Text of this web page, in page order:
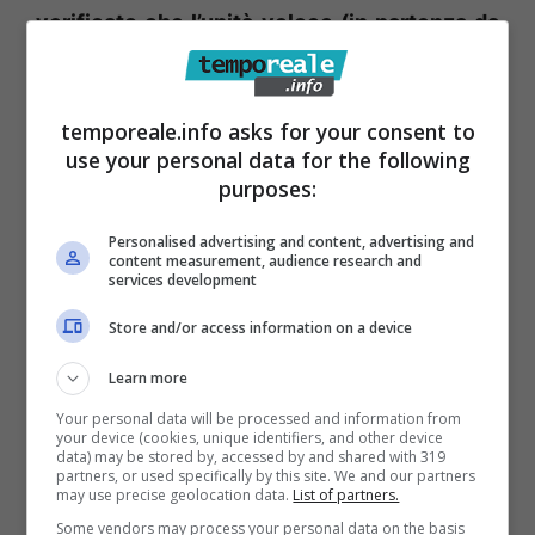
verificato che l’unità veloce (in partenza da
Ponza alle 7.45 e da Formia alle 14.30) “non
ha effettuato alcun collegamento mentre la
nave ha effettuato solo le corse del mattino
(con partenza da Ponza e da Formia alle 5.30
14.30 da Ponza e alle 17.30 da Molo Azzurra
a Formia. Anche per questi tagli la Laziomar
avrebbero addotto le mutate e peggiorate
condizioni del tempo e, se queste decisioni
dai Comandanti dei natanti in servizio,
sindaco Ambrosino non ci sta. Ha ricordato
all’ente committente, la Regione, (la stessa
temporeale.info asks for your consent to
use your personal data for the following
purposes:
Personalised advertising and content, advertising and
content measurement, audience research and
services development
Store and/or access information on a device
Learn more
Your personal data will be processed and information from
your device (cookies, unique identifiers, and other device
data) may be stored by, accessed by and shared with 319
partners, or used specifically by this site. We and our partners
may use precise geolocation data. List of partners.
Some vendors may process your personal data on the basis